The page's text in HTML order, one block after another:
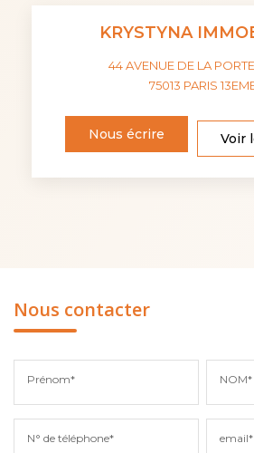
KRYSTYNA
44 AVENUE DE LA
75013 PARIS
Nous écrire Voir
Nous contacter
Prénom* NOM*
N° de téléphone* email*